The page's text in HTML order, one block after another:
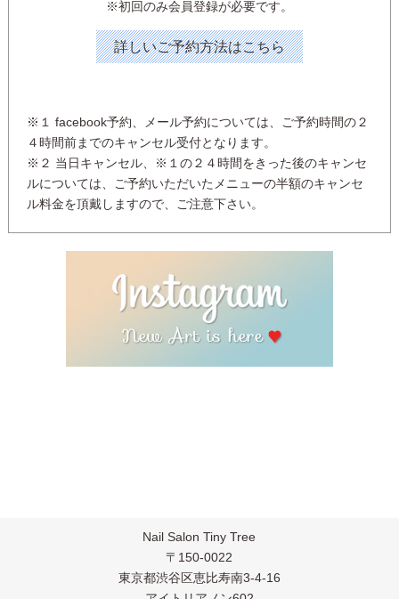
※初回のみ会員登録が必要です。
詳しいご予約方法はこちら
※１ facebook予約、メール予約については、ご予約時間の２
４時間前までのキャンセル受付となります。
※２ 当日キャンセル、※１の２４時間をきった後のキャンセ
ルについては、ご予約いただいたメニューの半額のキャンセ
ル料金を頂戴しますので、ご注意下さい。
Nail Salon Tiny Tree
〒150-0022
東京都渋谷区恵比寿南3-4-16